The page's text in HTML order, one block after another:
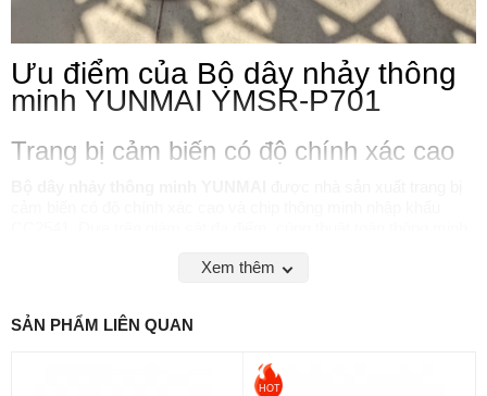
Ưu điểm của Bộ dây nhảy thông
minh YUNMAI YMSR-P701
Trang bị cảm biến có độ chính xác cao
đồng hóa dữ liệu lên đám mây thông qua kết nối bluetooth 4.0 trên
của mình.
Xem thêm
SẢN PHẨM LIÊN QUAN
HOT